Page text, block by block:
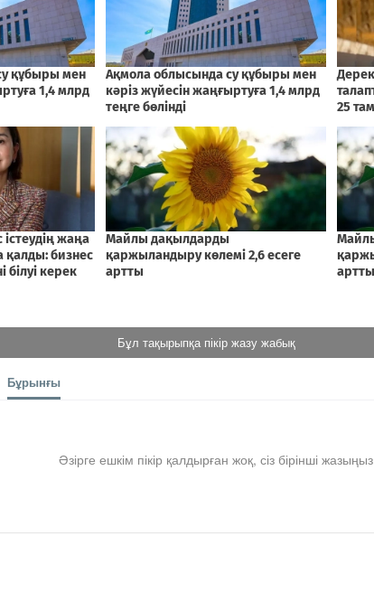
Бұл тақырыпқа пікір жазу жабық
Бұрынғы
Әзірге ешкім пікір қалдырған жоқ, сіз бірінші жазыңыз